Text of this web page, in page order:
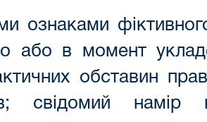
ознаками
або в момент
обставин
свідомий намір